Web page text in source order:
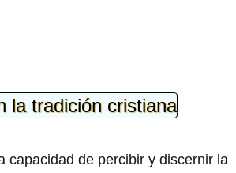
la tradición cristiana
capacidad de percibir y discernir la